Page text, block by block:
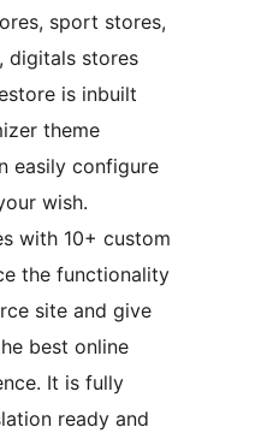
sport stores,
digitals stores
is inbuilt
theme
easily configure
wish.
with 10+ custom
the functionality
site and give
best online
It is fully
ready and